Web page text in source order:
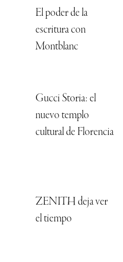
El poder de la
escritura con
Montblanc
Gucci Storia: el
nuevo templo
cultural de Florencia
ZENITH deja ver
el tiempo